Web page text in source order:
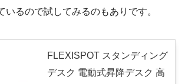
いるので試してみるのもありです。
FLEXISPOT スタンディング
デスク 電動式昇降デスク 高